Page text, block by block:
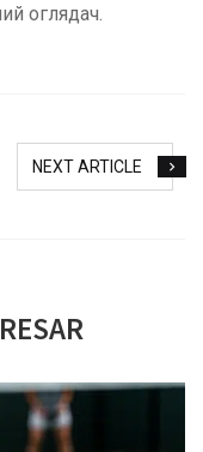
оглядач.
NEXT ARTICLE